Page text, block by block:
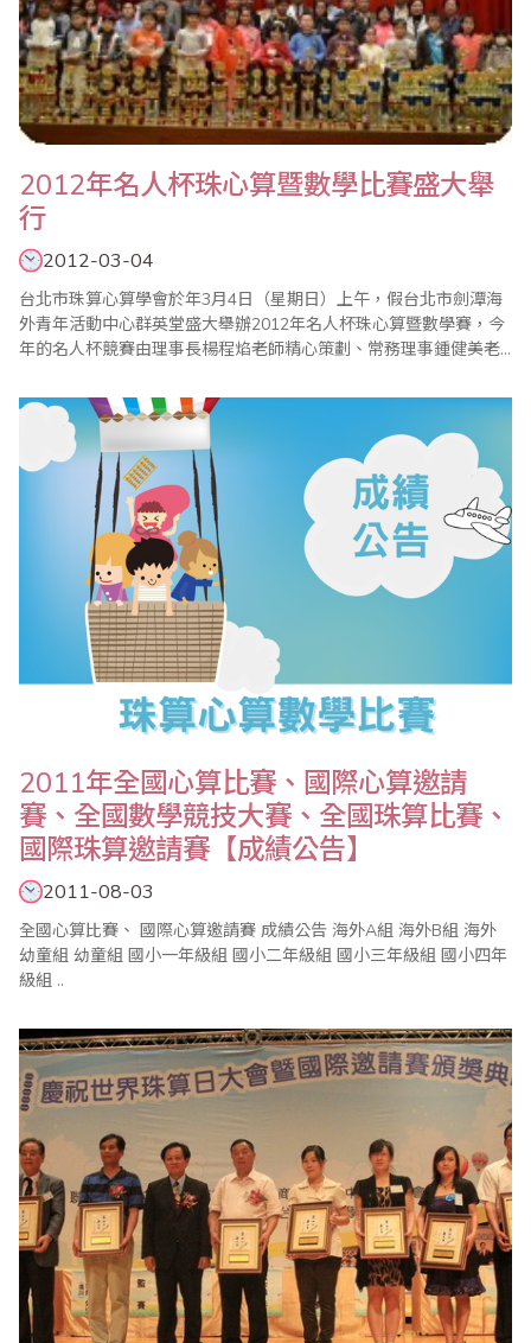
2012年名人杯珠心算暨數學比賽盛大舉
行
2012-03-04
台北市珠算心算學會於年3月4日（星期日）上午，假台北市劍潭海
外青年活動中心群英堂盛大舉辦2012年名人杯珠心算暨數學賽，今
年的名人杯競賽由理事長楊程焰老師精心策劃、常務理事鍾健美老
老師們的協助與配合，比賽圓滿成功！本屆比賽，在珠心算部份，
和往年有些不同。為了讓更多孩子能一同體驗這場盛會，特別增設
心算組，同時保留著名人杯最大的特色--唸心算比..
2011年全國心算比賽、國際心算邀請
賽、全國數學競技大賽、全國珠算比賽、
國際珠算邀請賽【成績公告】
2011-08-03
全國心算比賽、 國際心算邀請賽 成績公告 海外A組 海外B組 海外
幼童組 幼童組 國小一年級組 國小二年級組 國小三年級組 國小四年
級組 ..